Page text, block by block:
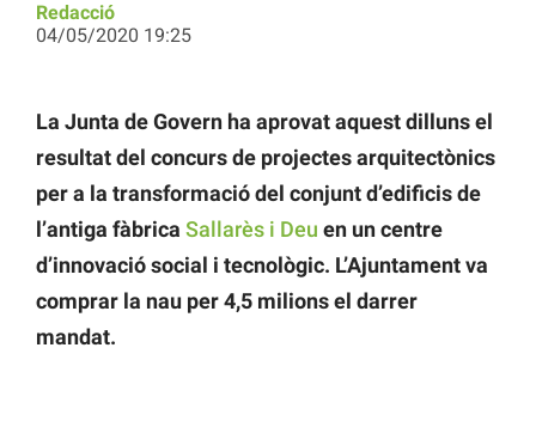
Redacció
04/05/2020 19:25
La Junta de Govern ha aprovat aquest dilluns el
resultat del concurs de projectes arquitectònics
per a la transformació del conjunt d’edificis de
l’antiga fàbrica Sallarès i Deu en un centre
d’innovació social i tecnològic. L’Ajuntament va
comprar la nau per 4,5 milions el darrer
mandat.